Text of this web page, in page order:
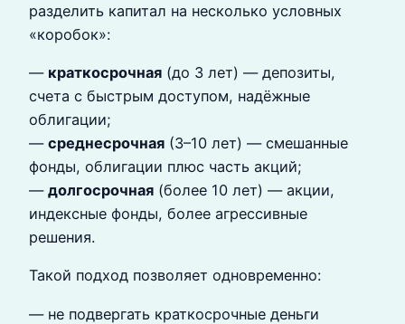
разделить капитал на несколько условных
«коробок»:
— краткосрочная (до 3 лет) — депозиты,
счета с быстрым доступом, надёжные
облигации;
— среднесрочная (3–10 лет) — смешанные
фонды, облигации плюс часть акций;
— долгосрочная (более 10 лет) — акции,
индексные фонды, более агрессивные
решения.
Такой подход позволяет одновременно:
— не подвергать краткосрочные деньги